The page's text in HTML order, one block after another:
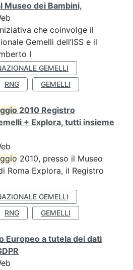
Museo dei Bambini,
che coinvolge il
Gemelli dell’ISS e il
I
GEMELLI
RNG GEMELLI
2010 Registro
+ Explora, tutti insieme
2010, presso il Museo
Roma Explora, il Registro
GEMELLI
RNG GEMELLI
Europeo a tutela dei dati